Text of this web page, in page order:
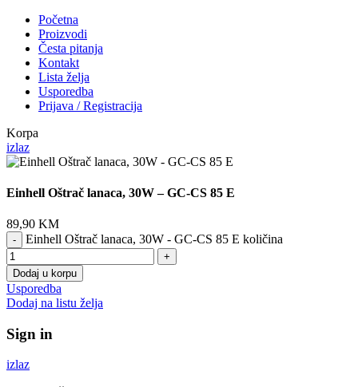
Početna
Proizvodi
Česta pitanja
Kontakt
Lista želja
Usporedba
Prijava / Registracija
Korpa
izlaz
Einhell Oštrač lanaca, 30W – GC-CS 85 E
89,90 KM
Einhell Oštrač lanaca, 30W - GC-CS 85 E količina
Dodaj u korpu
Usporedba
Dodaj na listu želja
Sign in
izlaz